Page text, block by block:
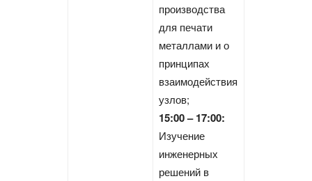
производства
для печати
металлами и о
принципах
взаимодействия
узлов;
15:00 – 17:00:
Изучение
инженерных
решений в